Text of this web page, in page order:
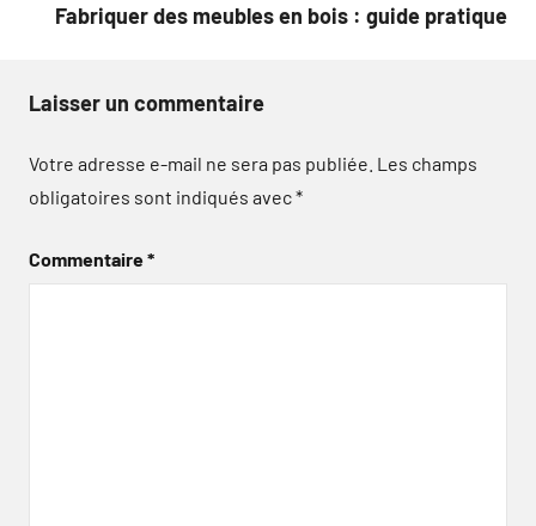
Fabriquer des meubles en bois : guide pratique
Laisser un commentaire
Votre adresse e-mail ne sera pas publiée. Les champs
obligatoires sont indiqués avec*
Commentaire*